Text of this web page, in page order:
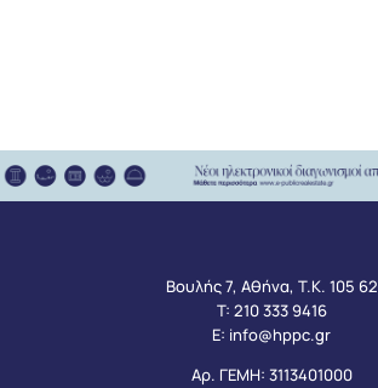
Βουλής 7, Αθήνα, Τ.Κ. 105 62
Τ: 210 333 9416
Ε: info@hppc.gr
Αρ. ΓΕΜΗ: 3113401000